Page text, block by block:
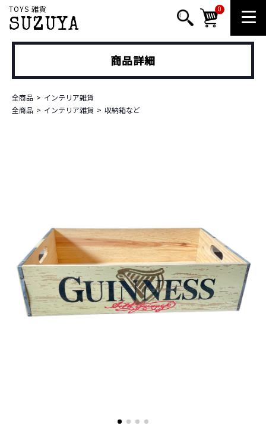
TOYS 雑貨
SUZUYA
0
商品詳細
全商品
インテリア雑貨
全商品
インテリア雑貨 収納箱など